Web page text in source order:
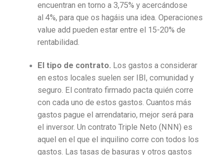
encuentran en torno a 3,75% y acercándose
al 4%, para que os hagáis una idea. Operaciones
value add pueden estar entre el 15-20% de
rentabilidad.
El tipo de contrato. Los gastos a considerar
en estos locales suelen ser IBI, comunidad y
seguro. El contrato firmado pacta quién corre
con cada uno de estos gastos. Cuantos más
gastos pague el arrendatario, mejor será para
el inversor. Un contrato Triple Neto (NNN) es
aquel en el que el inquilino corre con todos los
gastos. Las tasas de basuras y otros gastos